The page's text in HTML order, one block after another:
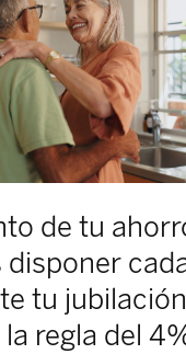
a 2007. Planificación
Por qué no siempre
el plan el mismo
el podcast
al azar. Haz
y descubre en
optimizar tus
de tu
disponer
tu
regla del